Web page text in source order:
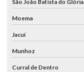
São João Batista do Glória
Moema
Jacuí
Munhoz
Curral de Dentro